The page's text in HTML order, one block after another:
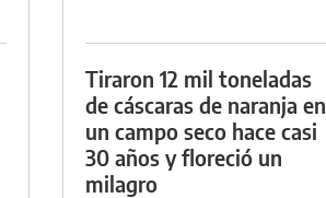
Tiraron 12 mil toneladas
de cáscaras de naranja en
un campo seco hace casi
30 años y floreció un
milagro